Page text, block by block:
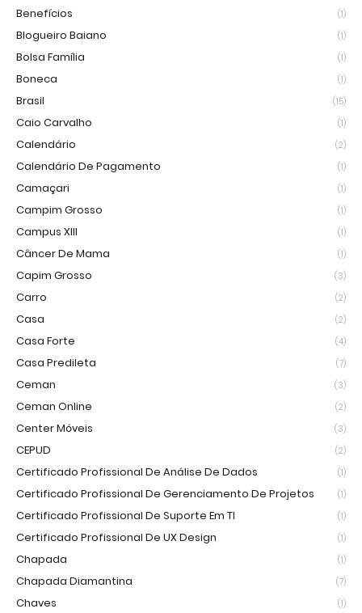
Benefícios (1)
Blogueiro Baiano (1)
Bolsa Família (1)
Boneca (1)
Brasil (15)
Caio Carvalho (1)
Calendário (2)
Calendário De Pagamento (1)
Camaçari (1)
Campim Grosso (1)
Campus XIII (1)
Câncer De Mama (1)
Capim Grosso (3)
Carro (2)
Casa (2)
Casa Forte (4)
Casa Predileta (7)
Ceman (3)
Ceman Online (2)
Center Móveis (3)
CEPUD (2)
Certificado Profissional De Análise De Dados (1)
Certificado Profissional De Gerenciamento De Projetos (1)
Certificado Profissional De Suporte Em TI (1)
Certificado Profissional De UX Design (1)
Chapada (1)
Chapada Diamantina (7)
Chaves (1)